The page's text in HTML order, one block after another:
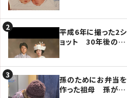
平成6年に撮った2シ
ョット 30年後の姿
孫のためにお弁当を
作った祖母 孫が絶